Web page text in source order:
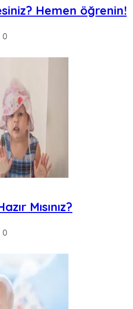
Hemen öğrenin!
0
Mısınız?
0